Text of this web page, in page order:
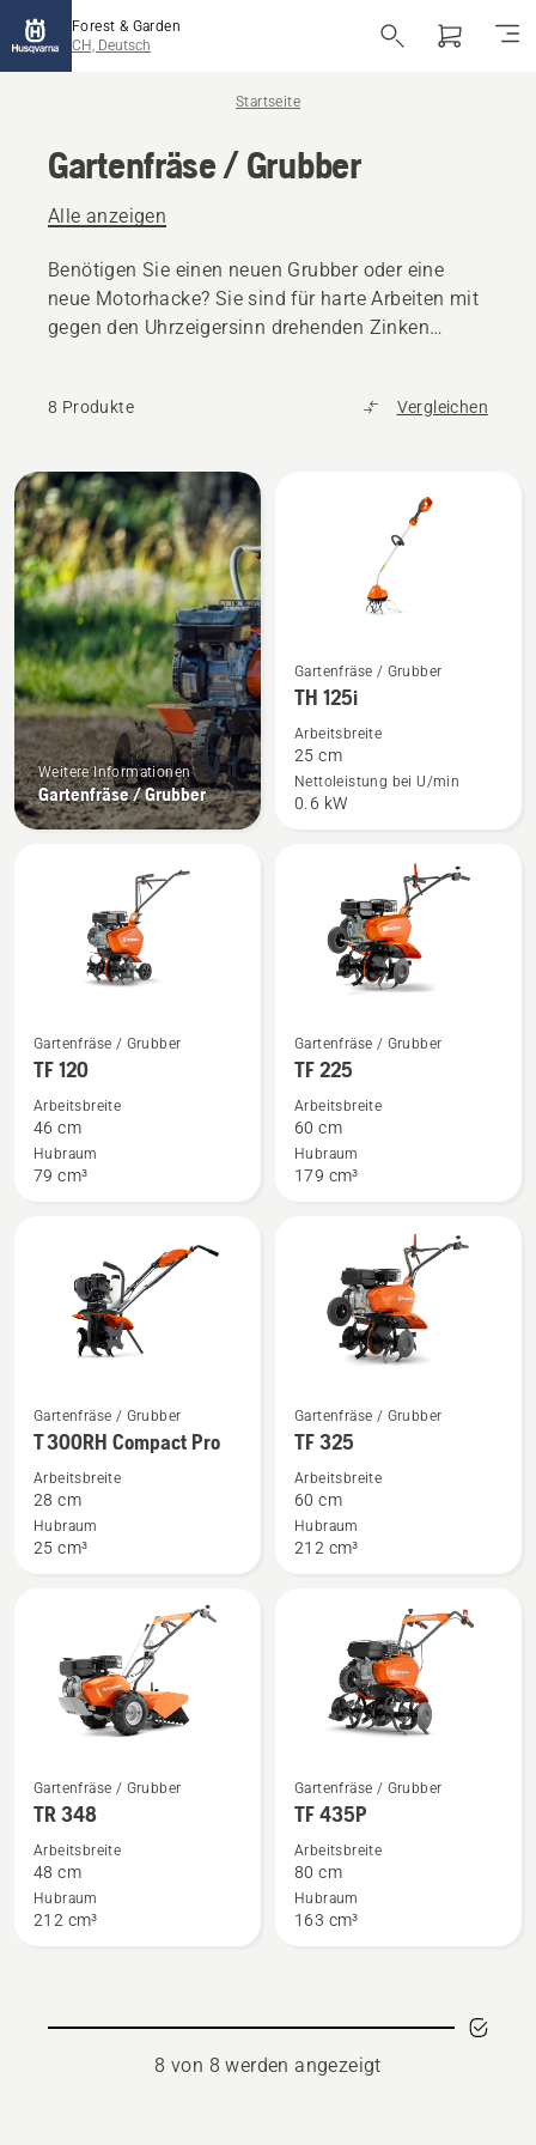
Forest & Garden
CH, Deutsch
Startseite
Gartenfräse / Grubber
Alle anzeigen
Benötigen Sie einen neuen Grubber oder eine
neue Motorhacke? Sie sind für harte Arbeiten mit
gegen den Uhrzeigersinn drehenden Zinken
mit gut gruppierten Bedienelementen und
8 Produkte Vergleichen
Alle
Produkte
Weitere Informationen
Gartenfräse / Grubber
Mehr
Details
TH 125i
anzeigen
Gartenfräse / Grubber
TH 125i
Arbeitsbreite
25 cm
Nettoleistung bei U/min
0.6 kW
Mehr
Details
TF 120
anzeigen
Gartenfräse / Grubber
TF 120
Arbeitsbreite
46 cm
Hubraum
79 cm³
Mehr
Details
TF 225
anzeigen
Gartenfräse / Grubber
TF 225
Arbeitsbreite
60 cm
Hubraum
179 cm³
Mehr
Details
T 300RH
Compact
Pro
Gartenfräse / Grubber
T 300RH Compact Pro
Arbeitsbreite
28 cm
Hubraum
25 cm³
Mehr
Details
TF 325
anzeigen
Gartenfräse / Grubber
TF 325
Arbeitsbreite
60 cm
Hubraum
212 cm³
Mehr
Details
TR 348
anzeigen
Gartenfräse / Grubber
TR 348
Arbeitsbreite
48 cm
Hubraum
212 cm³
Mehr
Details
TF 435P
anzeigen
Gartenfräse / Grubber
TF 435P
Arbeitsbreite
80 cm
Hubraum
163 cm³
8 von 8 werden angezeigt